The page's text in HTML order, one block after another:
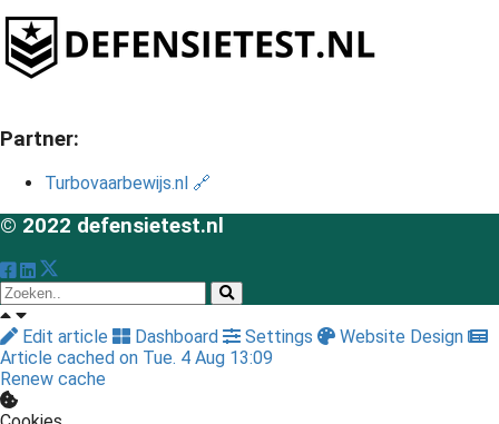
Partner:
Turbovaarbewijs.nl 🔗
© 2022 defensietest.nl
Edit article Dashboard Settings
Website Design
Article cached on Tue. 4 Aug 13:09
Renew cache